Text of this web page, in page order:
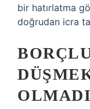
bir hatırlatma
doğrudan icra